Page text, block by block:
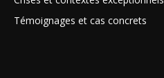
Témoignages et cas concrets